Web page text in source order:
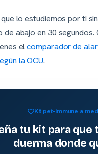
que lo estudiemos por ti
de abajo en 30
elcomparador de
la OCU.
Kit pet-immune a
tu kit para que
duerma donde